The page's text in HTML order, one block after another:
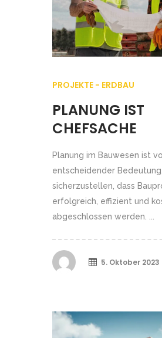
PROJEKTE - ERDBAU
PLANUNG IST
CHEFSACHE
Planung im Bauwesen ist
entscheidender
sicherzustellen, dass
erfolgreich, effizient und
abgeschlossen werden. ...
5. Oktober 2023